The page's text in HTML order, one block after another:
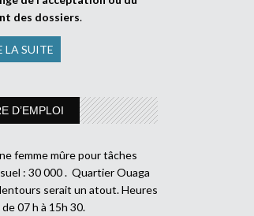
des dossiers.
LA SUITE
D’EMPLOI
femme mûre pour tâches
: 30 000 . Quartier Ouaga
serait un atout. Heures
07 h à 15h 30.